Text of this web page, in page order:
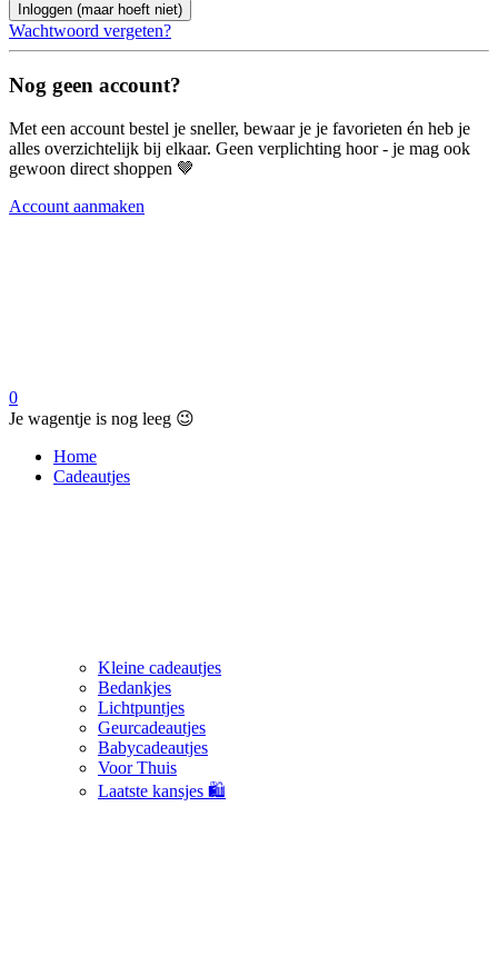
Inloggen (maar hoeft niet)
Wachtwoord vergeten?
Nog geen account?
Met een account bestel je sneller, bewaar je je favorieten én heb je
alles overzichtelijk bij elkaar. Geen verplichting hoor - je mag ook
gewoon direct shoppen 🤎
Account aanmaken
0
Je wagentje is nog leeg 😉
Home
Cadeautjes
Kleine cadeautjes
Bedankjes
Lichtpuntjes
Geurcadeautjes
Babycadeautjes
Voor Thuis
Laatste kansjes 🛍️